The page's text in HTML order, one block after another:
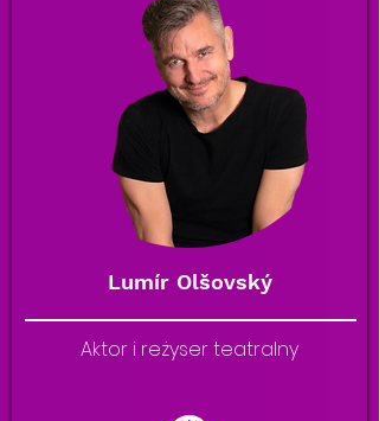
Lumír Olšovský
Aktor i reżyser teatralny